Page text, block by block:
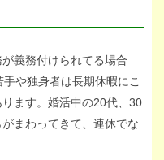
義務付けられてる場合
や独身者は長期休暇にこ
ます。婚活中の20代、30
まわってきて、連休でな